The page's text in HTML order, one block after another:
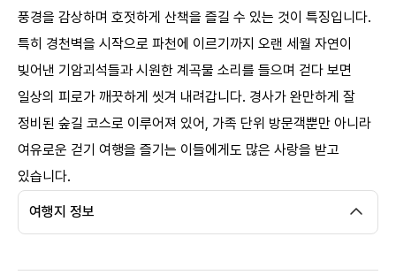
풍경을 감상하며 호젓하게 산책을 즐길 수 있는 것이 특징입니다.
특히 경천벽을 시작으로 파천에 이르기까지 오랜 세월 자연이
빚어낸 기암괴석들과 시원한 계곡물 소리를 들으며 걷다 보면
일상의 피로가 깨끗하게 씻겨 내려갑니다. 경사가 완만하게 잘
정비된 숲길 코스로 이루어져 있어, 가족 단위 방문객뿐만 아니라
여유로운 걷기 여행을 즐기는 이들에게도 많은 사랑을 받고
있습니다.
여행지 정보